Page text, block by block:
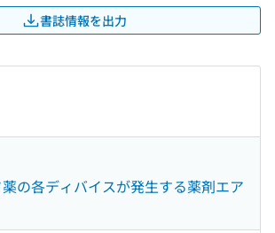
書誌情報を出力
の各ディバイスが発生する薬剤エア